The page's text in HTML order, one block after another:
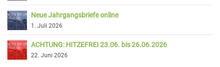
Neue Jahrgangsbriefe online
1. Juli 2026
ACHTUNG: HITZEFREI 23.06. bis 26.06.2026
22. Juni 2026